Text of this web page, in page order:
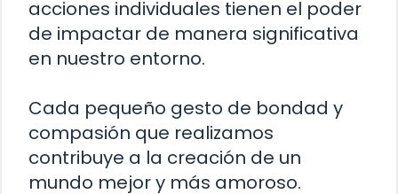
acciones individuales tienen el poder
de impactar de manera significativa
en nuestro entorno.
Cada pequeño gesto de bondad y
compasión que realizamos
contribuye a la creación de un
mundo mejor y más amoroso.